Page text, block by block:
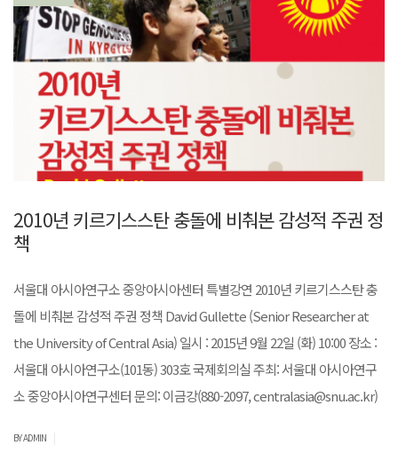
2010년 키르기스스탄 충돌에 비춰본 감성적 주권 정
책
서울대 아시아연구소 중앙아시아센터 특별강연 2010년 키르기스스탄 충
돌에 비춰본 감성적 주권 정책 David Gullette (Senior Researcher at
the University of Central Asia) 일시 : 2015년 9월 22일 (화) 10:00 장소 :
서울대 아시아연구소(101동) 303호 국제회의실 주최: 서울대 아시아연구
소 중앙아시아연구센터 문의: 이금강(880-2097, centralasia@snu.ac.kr)
BY ADMIN